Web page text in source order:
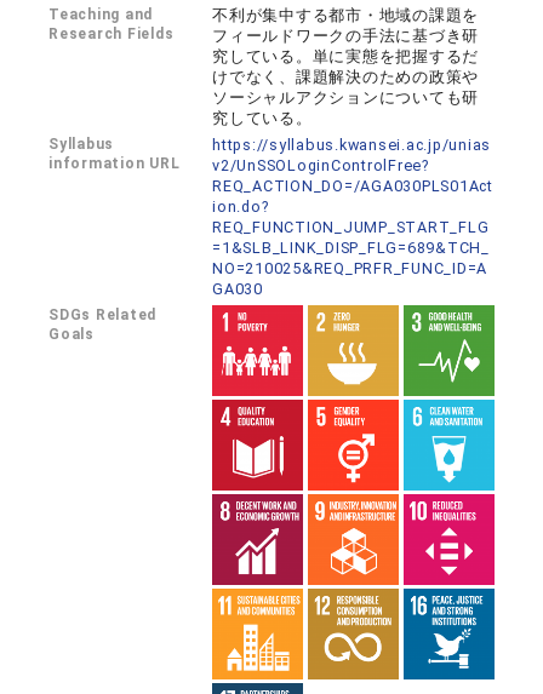
Teaching and
Research Fields
不利が集中する都市・地域の課題を
フィールドワークの手法に基づき研
究している。単に実態を把握するだ
けでなく、課題解決のための政策や
ソーシャルアクションについても研
究している。
Syllabus
information URL
https://syllabus.kwansei.ac.jp/unias
v2/UnSSOLoginControlFree?
REQ_ACTION_DO=/AGA030PLS01Act
ion.do?
REQ_FUNCTION_JUMP_START_FLG
=1&SLB_LINK_DISP_FLG=689&TCH_
NO=210025&REQ_PRFR_FUNC_ID=A
GA030
SDGs Related
Goals